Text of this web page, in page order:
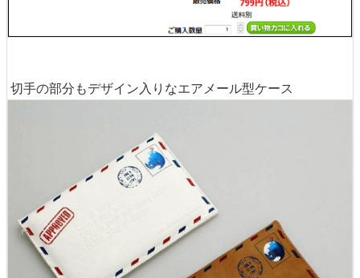
切手の部分もデザイン入りなエアメール型ケース